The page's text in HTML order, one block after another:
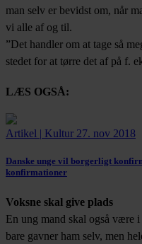
man selv er bevidst om, når
vi alle af og til.
”Det handler om at tage så
stedet for at tørre det af på f.
LÆS OGSÅ:
Artikel | Kultur 27. nov 2018
Danske unge vil borgerligt
konfirmationer
Voksne skal give plads
En ung mand skal også være
bare gavner ham selv, men